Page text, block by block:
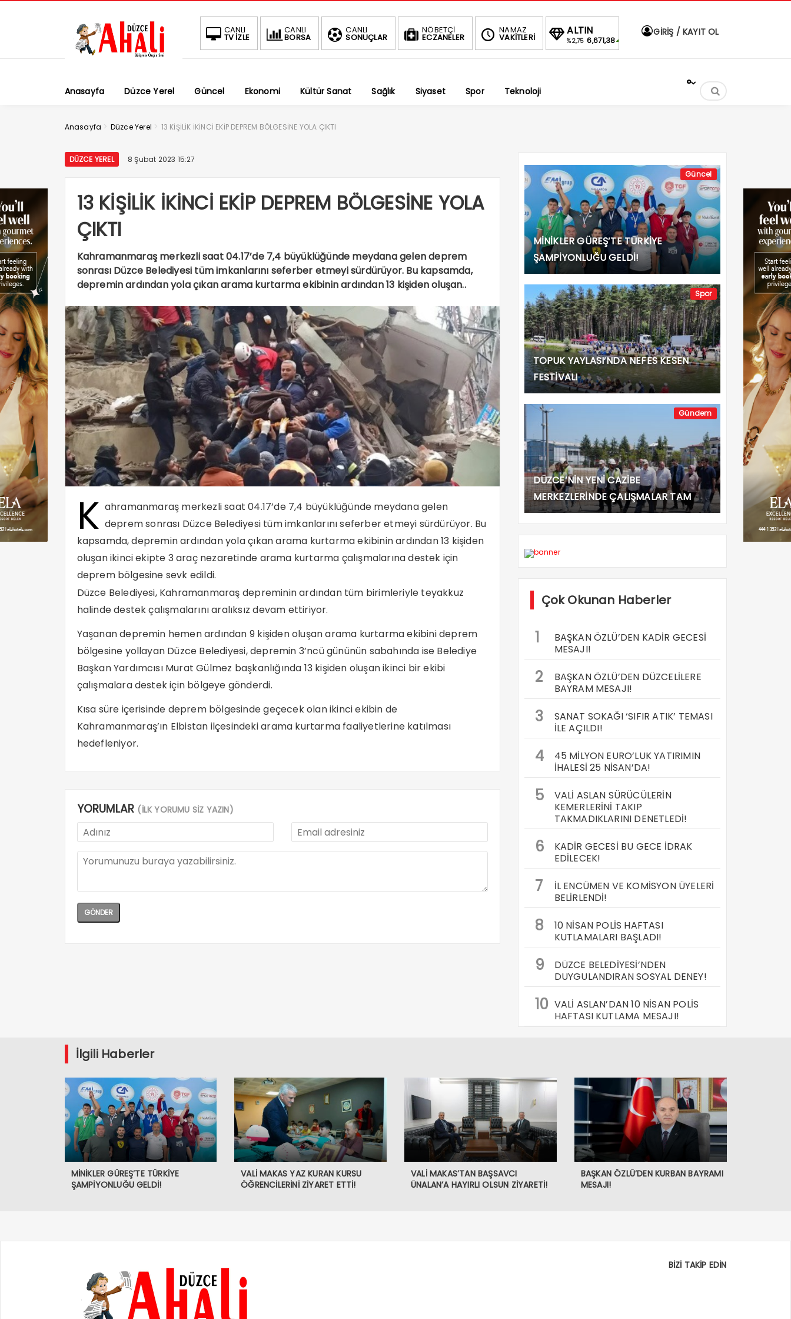
CANLI
TV İZLE
CANLI
BORSA
CANLI
SONUÇLAR
NÖBETÇİ
ECZANELER
NAMAZ
VAKİTLERİ
BIST
-0.03% 1.690,16
DOLAR
% 47,6884
EURO
% 55,2089
ALTIN
%2,75 6,671,38 -0.03%
DOLAR
GİRİŞ / KAYIT OL
Anasayfa Düzce Yerel Güncel Ekonomi Kültür Sanat Sağlık Siyaset Spor Teknoloji
°
Anasayfa > Düzce Yerel > 13 KİŞİLİK İKİNCİ EKİP DEPREM BÖLGESİNE YOLA ÇIKTI
DÜZCE YEREL 8 Şubat 2023 15:27
13 KİŞİLİK İKİNCİ EKİP DEPREM BÖLGESİNE YOLA
ÇIKTI
Kahramanmaraş merkezli saat 04.17’de 7,4 büyüklüğünde meydana gelen deprem
sonrası Düzce Belediyesi tüm imkanlarını seferber etmeyi sürdürüyor. Bu kapsamda,
depremin ardından yola çıkan arama kurtarma ekibinin ardından 13 kişiden oluşan..
K ahramanmaraş merkezli saat 04.17’de 7,4 büyüklüğünde meydana gelen
deprem sonrası Düzce Belediyesi tüm imkanlarını seferber etmeyi sürdürüyor. Bu
kapsamda, depremin ardından yola çıkan arama kurtarma ekibinin ardından 13 kişiden
oluşan ikinci ekipte 3 araç nezaretinde arama kurtarma çalışmalarına destek için
deprem bölgesine sevk edildi.
Düzce Belediyesi, Kahramanmaraş depreminin ardından tüm birimleriyle teyakkuz
halinde destek çalışmalarını aralıksız devam ettiriyor.
Yaşanan depremin hemen ardından 9 kişiden oluşan arama kurtarma ekibini deprem
bölgesine yollayan Düzce Belediyesi, depremin 3’ncü gününün sabahında ise Belediye
Başkan Yardımcısı Murat Gülmez başkanlığında 13 kişiden oluşan ikinci bir ekibi
çalışmalara destek için bölgeye gönderdi.
Kısa süre içerisinde deprem bölgesinde geçecek olan ikinci ekibin de
Kahramanmaraş’ın Elbistan ilçesindeki arama kurtarma faaliyetlerine katılması
hedefleniyor.
YORUMLAR (İLK YORUMU SİZ YAZIN)
Güncel
MİNİKLER GÜREŞ’TE TÜRKİYE
ŞAMPİYONLUĞU GELDİ!
Spor
TOPUK YAYLASI’NDA NEFES KESEN
FESTİVAL!
Gündem
DÜZCE’NİN YENİ CAZİBE
MERKEZLERİNDE ÇALIŞMALAR TAM
GAZ!
Çok Okunan Haberler
1
BAŞKAN ÖZLÜ’DEN KADİR GECESİ
MESAJI!
2
BAŞKAN ÖZLÜ’DEN DÜZCELİLERE
BAYRAM MESAJI!
3
SANAT SOKAĞI ‘SIFIR ATIK’ TEMASI
İLE AÇILDI!
4
45 MİLYON EURO’LUK YATIRIMIN
İHALESİ 25 NİSAN’DA!
5
VALİ ASLAN SÜRÜCÜLERİN
KEMERLERİNİ TAKIP
TAKMADIKLARINI DENETLEDİ!
6
KADİR GECESİ BU GECE İDRAK
EDİLECEK!
7
İL ENCÜMEN VE KOMİSYON ÜYELERİ
BELİRLENDİ!
8
10 NİSAN POLİS HAFTASI
KUTLAMALARI BAŞLADI!
9
DÜZCE BELEDİYESİ’NDEN
DUYGULANDIRAN SOSYAL DENEY!
10 VALİ ASLAN’DAN 10 NİSAN POLİS
HAFTASI KUTLAMA MESAJI!
İlgili Haberler
MİNİKLER GÜREŞ’TE TÜRKİYE
ŞAMPİYONLUĞU GELDİ!
VALİ MAKAS YAZ KURAN KURSU
ÖĞRENCİLERİNİ ZİYARET ETTİ!
VALİ MAKAS’TAN BAŞSAVCI
ÜNALAN’A HAYIRLI OLSUN ZİYARETİ!
BAŞKAN ÖZLÜ’DEN KURBAN BAYRAMI
MESAJI!
BİZİ TAKİP EDİN